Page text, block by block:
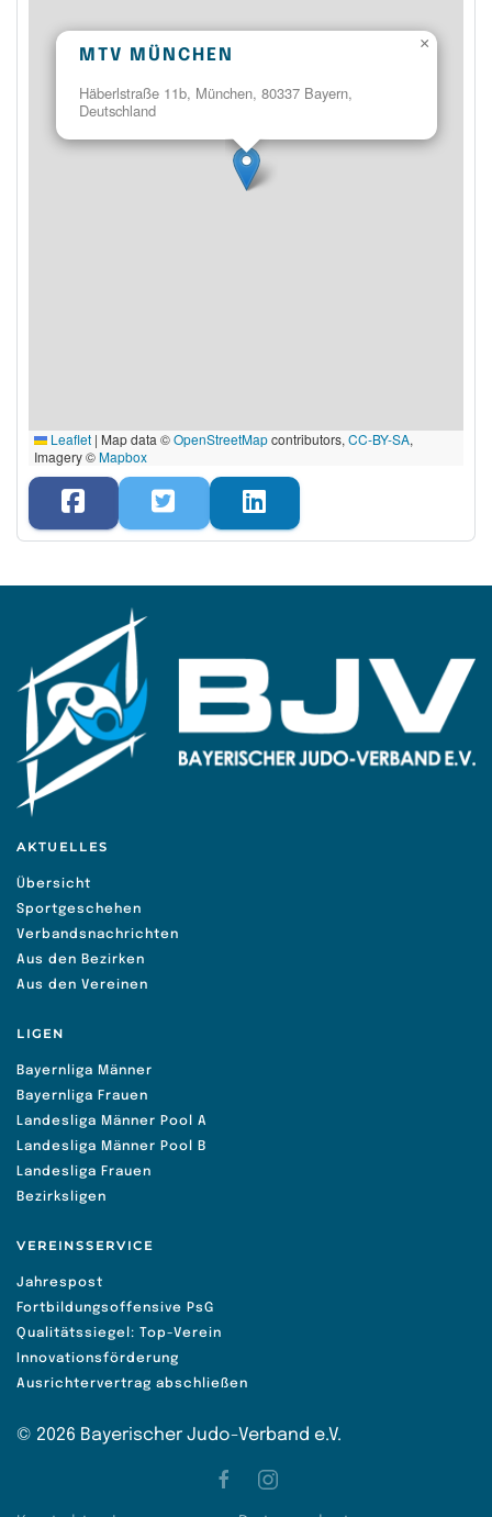
MTV MÜNCHEN
Häberlstraße 11b, München, 80337 Bayern,
Deutschland
×
Leaflet | Map data ©OpenStreetMapcontributors, CC-BY-SA,
Imagery ©Mapbox
AKTUELLES
Übersicht
Sportgeschehen
Verbandsnachrichten
Aus den Bezirken
Aus den Vereinen
LIGEN
Bayernliga Männer
Bayernliga Frauen
Landesliga Männer Pool A
Landesliga Männer Pool B
Landesliga Frauen
Bezirksligen
VEREINSSERVICE
Jahrespost
Fortbildungsoffensive PsG
Qualitätssiegel: Top-Verein
Innovationsförderung
Ausrichtervertrag abschließen
© 2026 Bayerischer Judo-Verband e.V.